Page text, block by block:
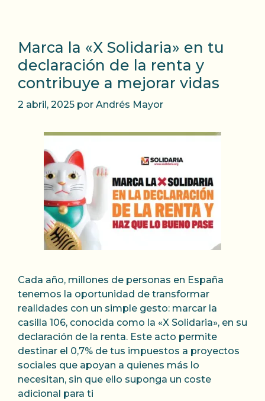
Marca la «X Solidaria» en tu
declaración de la renta y
contribuye a mejorar vidas
2 abril, 2025 por Andrés Mayor
Cada año, millones de personas en España
tenemos la oportunidad de transformar
realidades con un simple gesto: marcar la
casilla 106, conocida como la «X Solidaria», en su
declaración de la renta. Este acto permite
destinar el 0,7% de tus impuestos a proyectos
sociales que apoyan a quienes más lo
necesitan, sin que ello suponga un coste
adicional para ti